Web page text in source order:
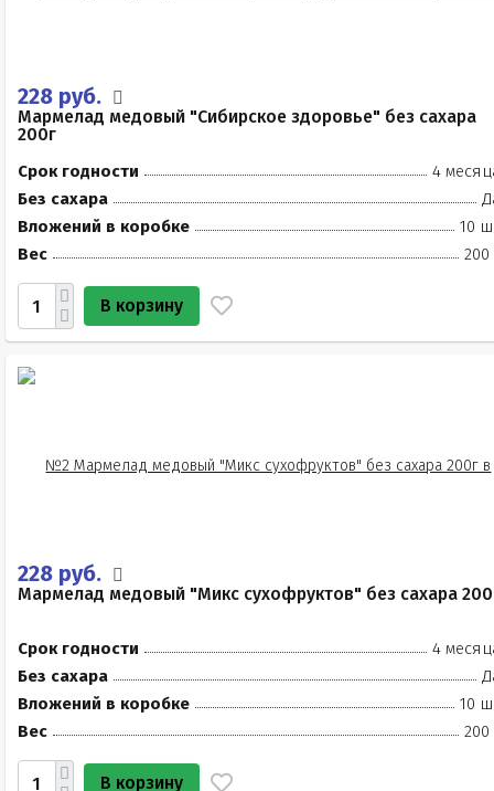
228 руб.
Мармелад медовый "Сибирское здоровье" без сахара
200г
Срок годности
4
Без сахара
Вложений в коробке
10
Вес
200
В корзину
228 руб.
Мармелад медовый "Микс сухофруктов" без сахара
Срок годности
4
Без сахара
Вложений в коробке
10
Вес
200
В корзину